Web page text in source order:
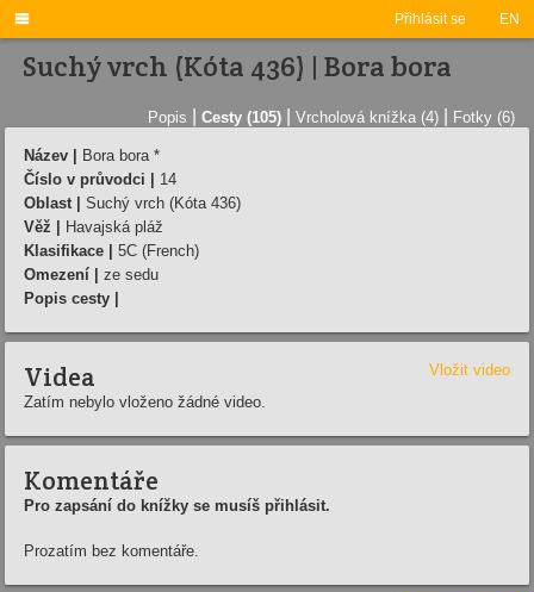
Přihlásit se EN

Suchý vrch (Kóta 436) | Bora bora
Popis Cesty (105) Vrcholová knížka (4) Fotky (6)
Název |
Bora bora *
Číslo v průvodci |
14
Oblast |
Suchý vrch (Kóta 436)
Věž |
Havajská pláž
Klasifikace |
5C (French)
Omezení |
ze sedu
Popis cesty |
Videa
Vložit video
Zatím nebylo vloženo žádné video.
Komentáře
Pro zapsání do knížky se musíš přihlásit.
Prozatím bez komentáře.